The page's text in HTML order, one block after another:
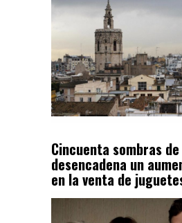
Cincuenta sombras de
desencadena un
en la venta de